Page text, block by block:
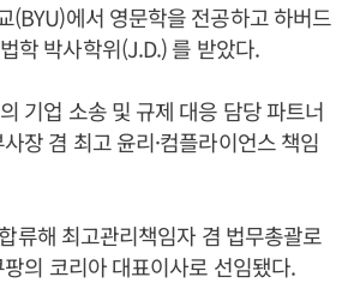
(BYU)에서 영문학을 전공하고 하버드
학 박사학위(J.D.) 를 받았다.
기업 소송 및 규제 대응 담당 파트너
장 겸 최고 윤리·컴플라이언스 책임
류해 최고관리책임자 겸 법무총괄로
의 코리아 대표이사로 선임됐다.